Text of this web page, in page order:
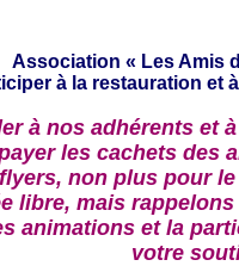
Association « Les Amis
à la restauration et
à nos adhérents et
les cachets des
non plus pour
libre, mais
animations et la
votre